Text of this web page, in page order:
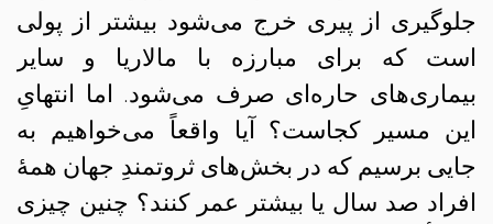
جلوگیری از پیری خرج می‌شود بیشتر از پولی
است که برای مبارزه با مالاریا و سایر
بیماری‌های حاره‌ای صرف می‌شود. اما انتهایِ
این مسیر کجاست؟ آیا واقعاً می‌خواهیم به
جایی برسیم که در بخش‌های ثروتمندِ جهان همهٔ
افراد صد سال یا بیشتر عمر کنند؟ چنین چیزی